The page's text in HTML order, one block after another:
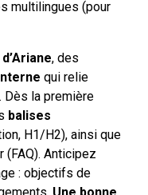
multilingues (pour
, des
qui relie
Dès la première
balises
H1/H2), ainsi que
(FAQ). Anticipez
: objectifs de